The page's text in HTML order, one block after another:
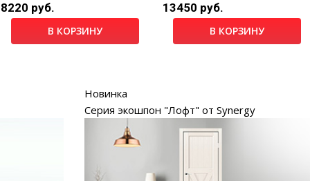
8220 руб.
В КОРЗИНУ
13450 руб.
В КОРЗИНУ
Новинка
Серия экошпон "Лофт" от Synergy